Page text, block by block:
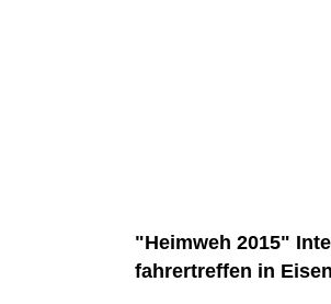
"Heimweh 2015"
fahrertreffen in